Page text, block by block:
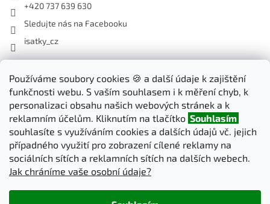
Používáme soubory cookies 🍪 a další údaje k zajištění
funkčnosti webu. S vaším souhlasem i k měření chyb, k
personalizaci obsahu našich webových stránek a k
reklamním účelům. Kliknutím na tlačítko Souhlasím
souhlasíte s využíváním cookies a dalších údajů vč. jejich
případného využití pro zobrazení cílené reklamy na
sociálních sítích a reklamních sítích na dalších webech.
Jak chráníme vaše osobní údaje?
+420 737 639 630
Sledujte nás na Facebooku
isatky_cz
Odebírat newsletter
Vložte svůj e-mail a my vám budeme zasílat informace o nových
produktech na našem e-shopu.
E-mail
PŘIHLÁSIT SE